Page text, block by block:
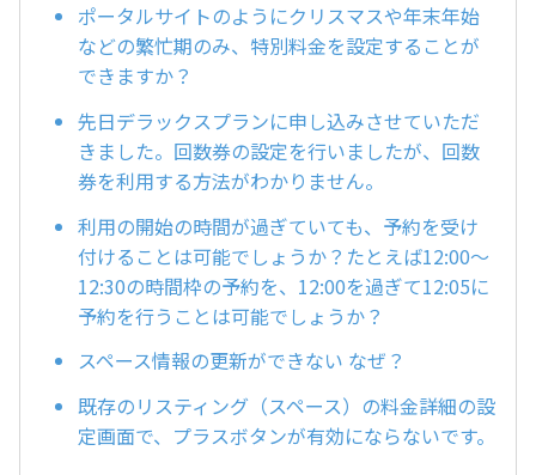
ポータルサイトのようにクリスマスや年末年始
などの繁忙期のみ、特別料金を設定することが
できますか？
先日デラックスプランに申し込みさせていただ
きました。回数券の設定を行いましたが、回数
券を利用する方法がわかりません。
利用の開始の時間が過ぎていても、予約を受け
付けることは可能でしょうか？たとえば12:00〜
12:30の時間枠の予約を、12:00を過ぎて12:05に
予約を行うことは可能でしょうか？
スペース情報の更新ができない なぜ？
既存のリスティング（スペース）の料金詳細の設
定画面で、プラスボタンが有効にならないです。